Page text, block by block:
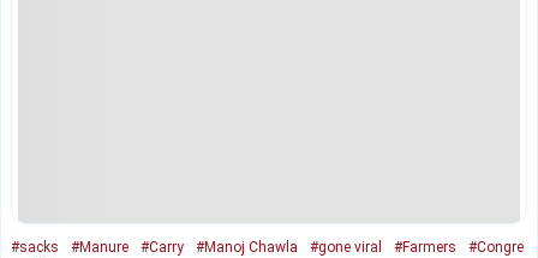
#sacks #Manure #Carry #Manoj Chawla #gone viral #Farmers
#Congre